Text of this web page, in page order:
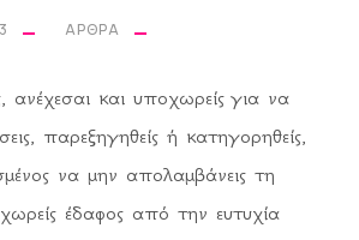
ΆΡΘΡΑ
ανέχεσαι και υποχωρείς για να
παρεξηγηθείς ή κατηγορηθείς,
να μην απολαμβάνεις τη
έδαφος από την ευτυχία